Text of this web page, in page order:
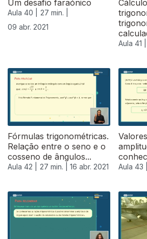
Um desafio faraónico
Aula 40 |
27 min. |
09 abr. 2021
Aula 41 |
Fórmulas trigonométricas.
Relação entre o seno e o
cosseno de ângulos...
Aula 42 | 27 min. | 16 abr. 2021 Aula 43 |